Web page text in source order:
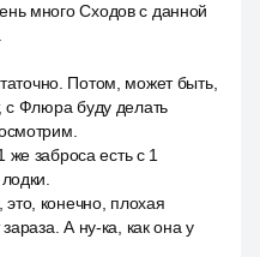
много Сходов с данной
Потом, может быть,
с Флюра буду делать
же заброса есть с 1
конечно, плохая
А ну-ка, как она у